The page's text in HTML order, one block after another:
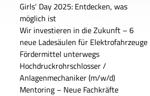
Girls‘ Day 2025: Entdecken, was
möglich ist
Wir investieren in die Zukunft – 6
neue Ladesäulen für Elektrofahrzeuge
Fördermittel unterwegs
Hochdruckrohrschlosser /
Anlagenmechaniker (m/w/d)
Mentoring – Neue Fachkräfte